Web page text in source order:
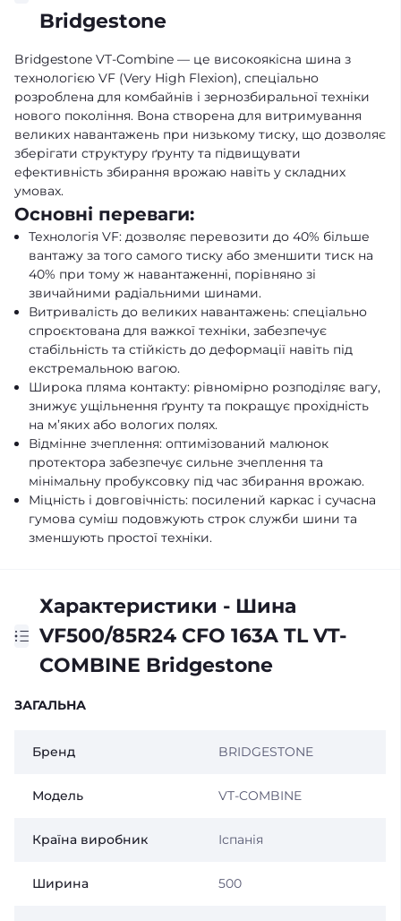
Bridgestone
Bridgestone VT-Combine — це високоякісна шина з
технологією VF (Very High Flexion), спеціально
розроблена для комбайнів і зернозбиральної техніки
нового покоління. Вона створена для витримування
великих навантажень при низькому тиску, що дозволяє
зберігати структуру ґрунту та підвищувати
ефективність збирання врожаю навіть у складних
умовах.
Основні переваги:
Технологія VF: дозволяє перевозити до 40% більше
вантажу за того самого тиску або зменшити тиск на
40% при тому ж навантаженні, порівняно зі
звичайними радіальними шинами.
Витривалість до великих навантажень: спеціально
спроєктована для важкої техніки, забезпечує
стабільність та стійкість до деформації навіть під
екстремальною вагою.
Широка пляма контакту: рівномірно розподіляє вагу,
знижує ущільнення ґрунту та покращує прохідність
на м’яких або вологих полях.
Відмінне зчеплення: оптимізований малюнок
протектора забезпечує сильне зчеплення та
мінімальну пробуксовку під час збирання врожаю.
Міцність і довговічність: посилений каркас і сучасна
гумова суміш подовжують строк служби шини та
зменшують простої техніки.
Характеристики - Шина
VF500/85R24 CFO 163A TL VT-
COMBINE Bridgestone
ЗАГАЛЬНА
Бренд BRIDGESTONE
Модель VT-COMBINE
Країна виробник Іспанія
Ширина 500